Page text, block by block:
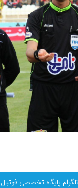
پایگاه تخصصی